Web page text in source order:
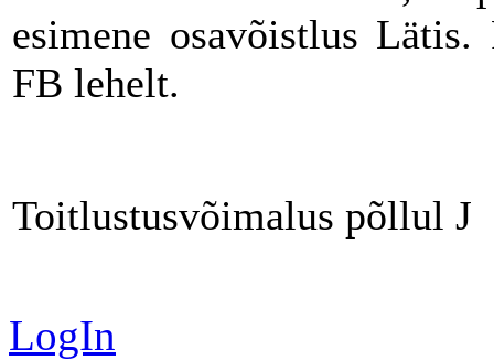
esimene osavõistlus
FB lehelt.
Toitlustusvõimalus põllul J
LogIn